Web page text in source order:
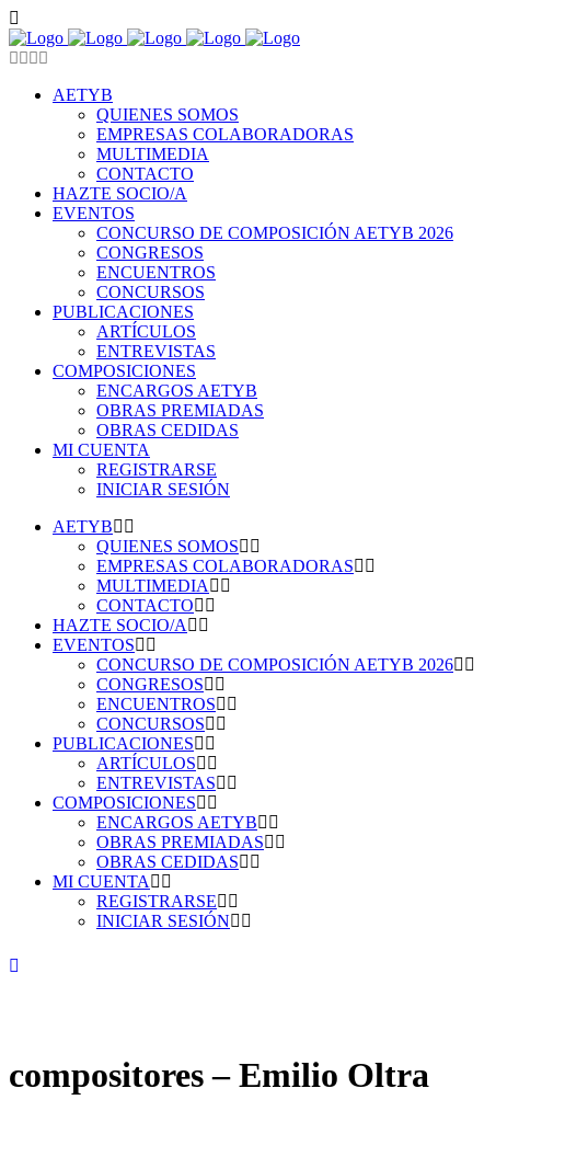
AETYB
QUIENES SOMOS
EMPRESAS COLABORADORAS
MULTIMEDIA
CONTACTO
HAZTE SOCIO/A
EVENTOS
CONCURSO DE COMPOSICIÓN AETYB 2026
CONGRESOS
ENCUENTROS
CONCURSOS
PUBLICACIONES
ARTÍCULOS
ENTREVISTAS
COMPOSICIONES
ENCARGOS AETYB
OBRAS PREMIADAS
OBRAS CEDIDAS
MI CUENTA
REGISTRARSE
INICIAR SESIÓN
AETYB
QUIENES SOMOS
EMPRESAS COLABORADORAS
MULTIMEDIA
CONTACTO
HAZTE SOCIO/A
EVENTOS
CONCURSO DE COMPOSICIÓN AETYB 2026
CONGRESOS
ENCUENTROS
CONCURSOS
PUBLICACIONES
ARTÍCULOS
ENTREVISTAS
COMPOSICIONES
ENCARGOS AETYB
OBRAS PREMIADAS
OBRAS CEDIDAS
MI CUENTA
REGISTRARSE
INICIAR SESIÓN
compositores – Emilio Oltra